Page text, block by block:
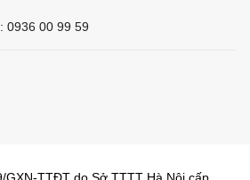
0936 00 99 59
GXN-TTĐT do Sở TTTT Hà Nội cấp